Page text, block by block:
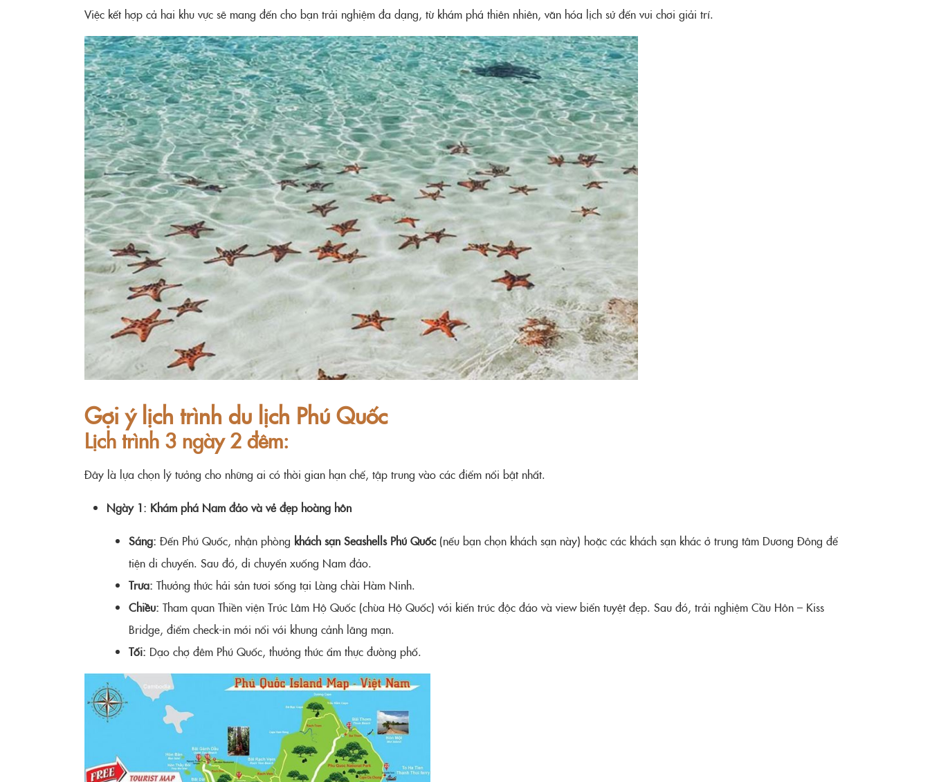
Việc kết hợp cả hai khu vực sẽ mang đến cho bạn trải nghiệm đa dạng, từ khám phá thiên nhiên, văn hóa lịch sử đến vui chơi giải trí.
Gợi ý lịch trình du lịch Phú Quốc
Lịch trình 3 ngày 2 đêm:
Đây là lựa chọn lý tưởng cho những ai có thời gian hạn chế, tập trung vào các điểm nổi bật nhất.
Ngày 1: Khám phá Nam đảo và vẻ đẹp hoàng hôn
Sáng: Đến Phú Quốc, nhận phòng khách sạn Seashells Phú Quốc(nếu bạn chọn khách sạn này) hoặc các khách sạn khác ở trung tâm Dương Đông để
tiện di chuyển. Sau đó, di chuyển xuống Nam đảo.
Trưa: Thưởng thức hải sản tươi sống tại Làng chài Hàm Ninh.
Chiều: Tham quan Thiền viện Trúc Lâm Hộ Quốc (chùa Hộ Quốc) với kiến trúc độc đáo và view biển tuyệt đẹp. Sau đó, trải nghiệm Cầu Hôn – Kiss
Bridge, điểm check-in mới nổi với khung cảnh lãng mạn.
Tối: Dạo chợ đêm Phú Quốc, thưởng thức ẩm thực đường phố.